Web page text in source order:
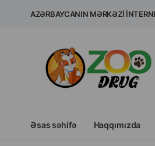
AZƏRBAYCANIN MƏRKƏZI
Əsas səhifə Haqqımızda